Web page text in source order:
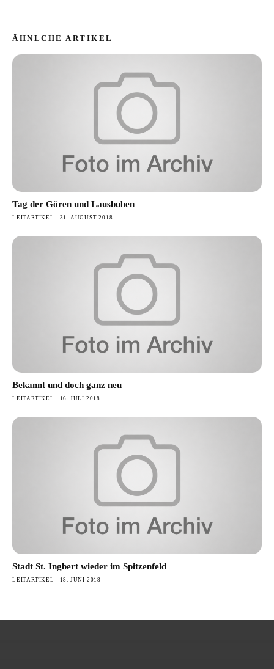
ÄHNLCHE ARTIKEL
Tag der Gören und Lausbuben
LEITARTIKEL 31. AUGUST 2018
Bekannt und doch ganz neu
LEITARTIKEL 16. JULI 2018
Stadt St. Ingbert wieder im Spitzenfeld
LEITARTIKEL 18. JUNI 2018